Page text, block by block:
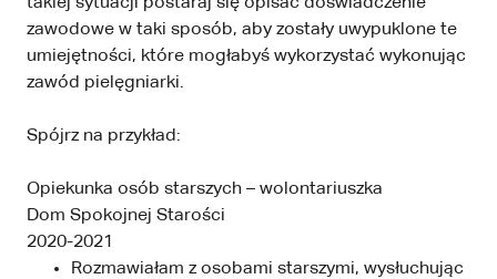
zawodowe w taki sposób, aby zostały uwypuklone te
umiejętności, które mogłabyś wykorzystać wykonując
zawód pielęgniarki.
Spójrz na przykład:
Opiekunka osób starszych – wolontariuszka
Dom Spokojnej Starości
2020-2021
Rozmawiałam z osobami starszymi, wysłuchując